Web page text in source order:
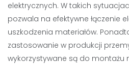
elektrycznych. W takich
pozwala na efektywne łączenie
uszkodzenia materiałów.
zastosowanie w produkcji
wykorzystywane są do montażu